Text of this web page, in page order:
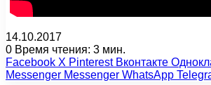
14.10.2017
0 Время чтения: 3 мин.
Facebook X Pinterest Вконтакте
Messenger Messenger WhatsApp